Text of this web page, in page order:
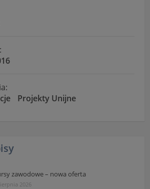
Projekty Unijne
zawodowe – nowa oferta
2026